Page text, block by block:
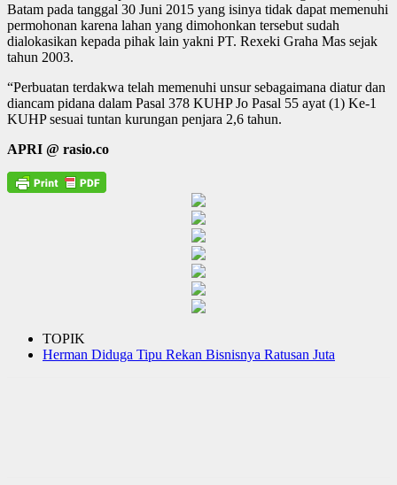
Batam pada tanggal 30 Juni 2015 yang isinya tidak dapat memenuhi
permohonan karena lahan yang dimohonkan tersebut sudah
dialokasikan kepada pihak lain yakni PT. Rexeki Graha Mas sejak
tahun 2003.
“Perbuatan terdakwa telah memenuhi unsur sebagaimana diatur dan
diancam pidana dalam Pasal 378 KUHP Jo Pasal 55 ayat (1) Ke-1
KUHP sesuai tuntan kurungan penjara 2,6 tahun.
APRI @ rasio.co
TOPIK
Herman Diduga Tipu Rekan Bisnisnya Ratusan Juta